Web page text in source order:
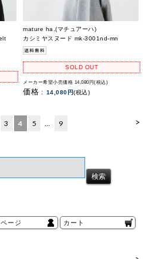
mature ha.(マチュアーハ)
カシミヤスヌード mk-3001nd-mn
SOLD OUT
メーカー希望小売価格 14,080円(税込)
価格 : 14,080円(税込)
>
3 4 5 … 9
ージ カート